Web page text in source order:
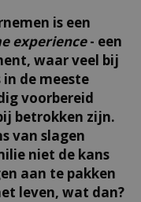
is een
experience- een
waar veel bij
de meeste
voorbereid
betrokken zijn.
van slagen
niet de kans
aan te pakken
leven, wat dan?